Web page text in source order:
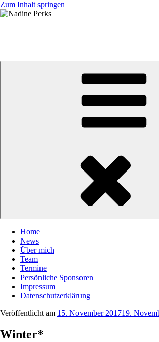
Zum Inhalt springen
Home
News
Über mich
Team
Termine
Persönliche Sponsoren
Impressum
Datenschutzerklärung
Veröffentlicht am 15. November 201719.
Winter*